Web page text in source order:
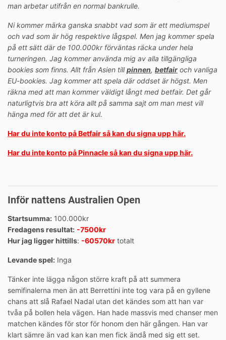
man arbetar utifrån en normal bankrulle.
Ni kommer märka ganska snabbt vad som är ett mediumspel
och vad som är hög respektive lågspel. Men jag kommer spela
på ett sätt där de 100.000kr förväntas räcka under hela
turneringen. Jag kommer använda mig av alla tillgängliga
bookies som finns. Allt från Asien tillpinnen, betfair och vanliga
EU-bookies. Jag kommer att spela där oddset är högst. Men
räkna med att man kommer väldigt långt med betfair. Det går
naturligtvis bra att köra allt på samma sajt om man mest vill
hänga med för att det är kul.
Har du inte konto på Betfair så kan du signa upp här.
Har du inte konto på Pinnacle så kan du signa upp här.
Inför nattens Australien Open
Startsumma: 100.000kr
Fredagens resultat: -7500kr
Hur jag ligger hittills: -60570kr totalt
Levande spel: Inga
Tänker inte lägga någon större kraft på att summera
semifinalerna men än att Berrettini inte tog vara på en gyllene
chans att slå Rafael Nadal utan det kändes som att han var
tvåa på bollen hela vägen. Han hade massvis med chanser men
matchen kändes för stor för honom den här gången. Han var
klart sämre än vad kan kan men fick ändå med sig ett set.